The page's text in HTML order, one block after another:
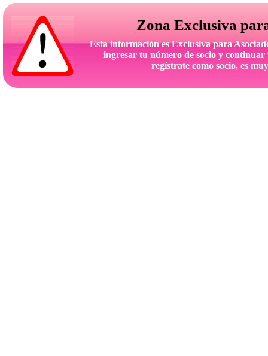
Esta información es Exclusiva para
ingresar tu número de socio y
regístrate como socio, es
Zona Exclusiva